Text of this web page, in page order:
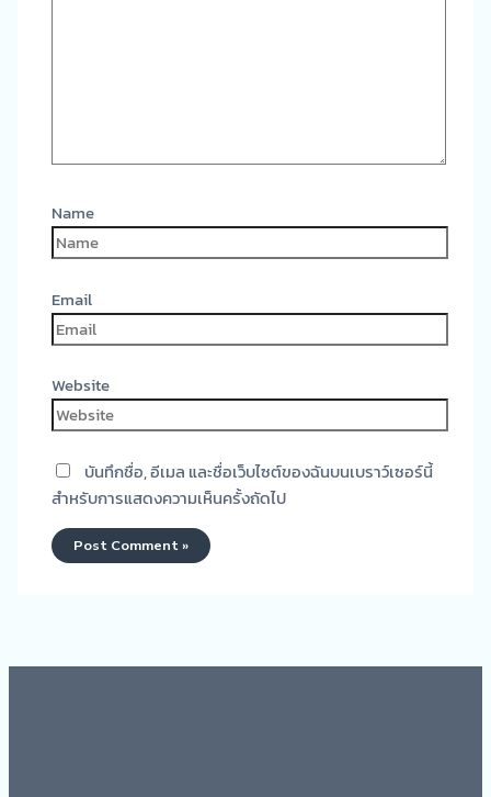
Name
Email
Website
บันทึกชื่อ, อีเมล และชื่อเว็บไซต์ของฉันบนเบราว์เซอร์นี้
สำหรับการแสดงความเห็นครั้งถัดไป